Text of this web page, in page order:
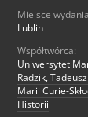
Miejsce
Lublin
Współtwórca:
Uniwersytet
Radzik,
Marii Curie-
Historii